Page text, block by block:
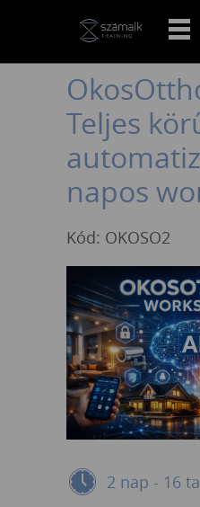
VISSZA
Teljes
napos
Kód: OKOSO2
2 nap - 16